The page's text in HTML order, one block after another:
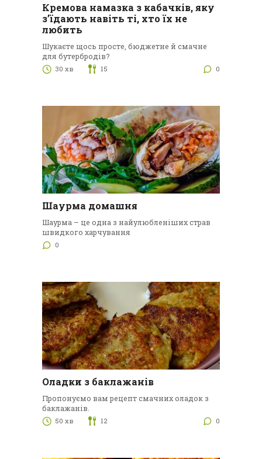
Кремова намазка з кабачків, яку
з’їдають навіть ті, хто їх не
любить
Шукаєте щось просте, бюджетне й смачне
для бутербродів?
30 хв 15 0
Шаурма домашня
Шаурма – це одна з найулюбленіших страв
швидкого харчування
0
Оладки з баклажанів
Пропонуємо вам рецепт смачних оладок з
баклажанів.
50 хв 12 0